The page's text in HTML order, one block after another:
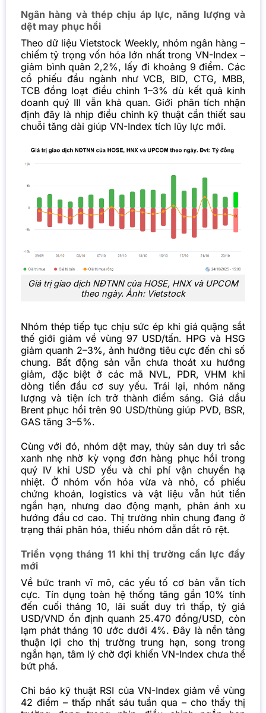
Ngân hàng và thép chịu áp lực, năng lượng và
dệt may phục hồi
Theo dữ liệu Vietstock Weekly, nhóm ngân hàng –
chiếm tỷ trọng vốn hóa lớn nhất trong VN-Index –
giảm bình quân 2,2%, lấy đi khoảng 9 điểm. Các
cổ phiếu đầu ngành như VCB, BID, CTG, MBB,
TCB đồng loạt điều chỉnh 1–3% dù kết quả kinh
doanh quý III vẫn khả quan. Giới phân tích nhận
định đây là nhịp điều chỉnh kỹ thuật cần thiết sau
chuỗi tăng dài giúp VN-Index tích lũy lực mới.
Giá trị giao dịch NĐTNN của HOSE, HNX và UPCOM
theo ngày. Ảnh: Vietstock
Nhóm thép tiếp tục chịu sức ép khi giá quặng sắt
thế giới giảm về vùng 97 USD/tấn. HPG và HSG
giảm quanh 2–3%, ảnh hưởng tiêu cực đến chỉ số
chung. Bất động sản vẫn chưa thoát xu hướng
giảm, đặc biệt ở các mã NVL, PDR, VHM khi
dòng tiền đầu cơ suy yếu.Trái lại, nhóm năng
lượng và tiện ích trở thành điểm sáng. Giá dầu
Brent phục hồi trên 90 USD/thùng giúp PVD, BSR,
GAS tăng 3–5%.
Cùng với đó, nhóm dệt may, thủy sản duy trì sắc
xanh nhẹ nhờ kỳ vọng đơn hàng phục hồi trong
quý IV khi USD yếu và chi phí vận chuyển hạ
nhiệt. Ở nhóm vốn hóa vừa và nhỏ, cổ phiếu
chứng khoán, logistics và vật liệu vẫn hút tiền
ngắn hạn, nhưng dao động mạnh, phản ánh xu
hướng đầu cơ cao. Thị trường nhìn chung đang ở
trạng thái phân hóa, thiếu nhóm dẫn dắt rõ rệt.
Triển vọng tháng 11 khi thị trường cần lực đẩy
mới
Về bức tranh vĩ mô, các yếu tố cơ bản vẫn tích
cực. Tín dụng toàn hệ thống tăng gần 10% tính
đến cuối tháng 10, lãi suất duy trì thấp, tỷ giá
USD/VND ổn định quanh 25.470 đồng/USD, còn
lạm phát tháng 10 ước dưới 4%. Đây là nền tảng
thuận lợi cho thị trường trung hạn, song trong
ngắn hạn, tâm lý chờ đợi khiến VN-Index chưa thể
bứt phá.
Chỉ báo kỹ thuật RSI của VN-Index giảm về vùng
42 điểm – thấp nhất sáu tuần qua – cho thấy thị